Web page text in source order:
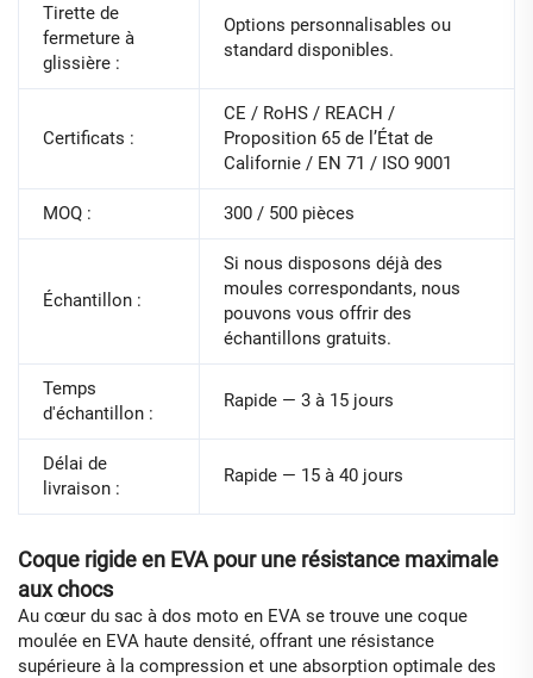
Tirette de
fermeture à
glissière :
Options personnalisables ou
standard disponibles.
Certificats :
CE / RoHS / REACH /
Proposition 65 de l’État de
Californie / EN 71 / ISO 9001
MOQ : 300 / 500 pièces
Échantillon :
Si nous disposons déjà des
moules correspondants, nous
pouvons vous offrir des
échantillons gratuits.
Temps
d'échantillon :
Rapide — 3 à 15 jours
Délai de
livraison :
Rapide — 15 à 40 jours
Coque rigide en EVA pour une résistance maximale
aux chocs
Au cœur du sac à dos moto en EVA se trouve une coque
moulée en EVA haute densité, offrant une résistance
supérieure à la compression et une absorption optimale des